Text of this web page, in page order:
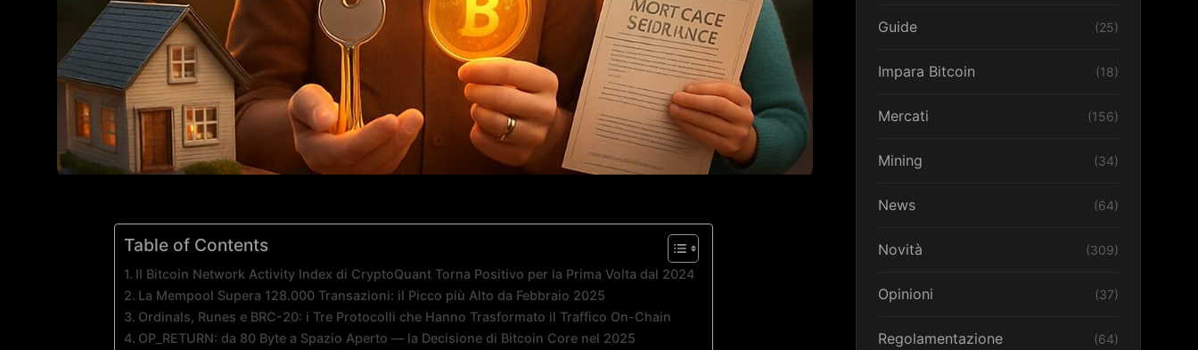
Table of Contents
Il Bitcoin Network Activity Index di CryptoQuant Torna Positivo per la Prima Volta dal 2024
La Mempool Supera 128.000 Transazioni: il Picco più Alto da Febbraio 2025
Ordinals, Runes e BRC-20: i Tre Protocolli che Hanno Trasformato il Traffico On-Chain
OP_RETURN: da 80 Byte a Spazio Aperto — la Decisione di Bitcoin Core nel 2025
Guide (25)
Impara Bitcoin (18)
Mercati (156)
Mining (34)
News (64)
Novità (309)
Opinioni (37)
Regolamentazione (64)